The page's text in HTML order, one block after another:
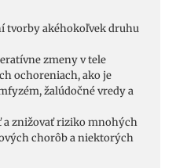
tvorby akéhokoľvek druhu
zmeny v tele
ochoreniach, ako je
žalúdočné vredy a
a znižovať riziko mnohých
chorôb a niektorých